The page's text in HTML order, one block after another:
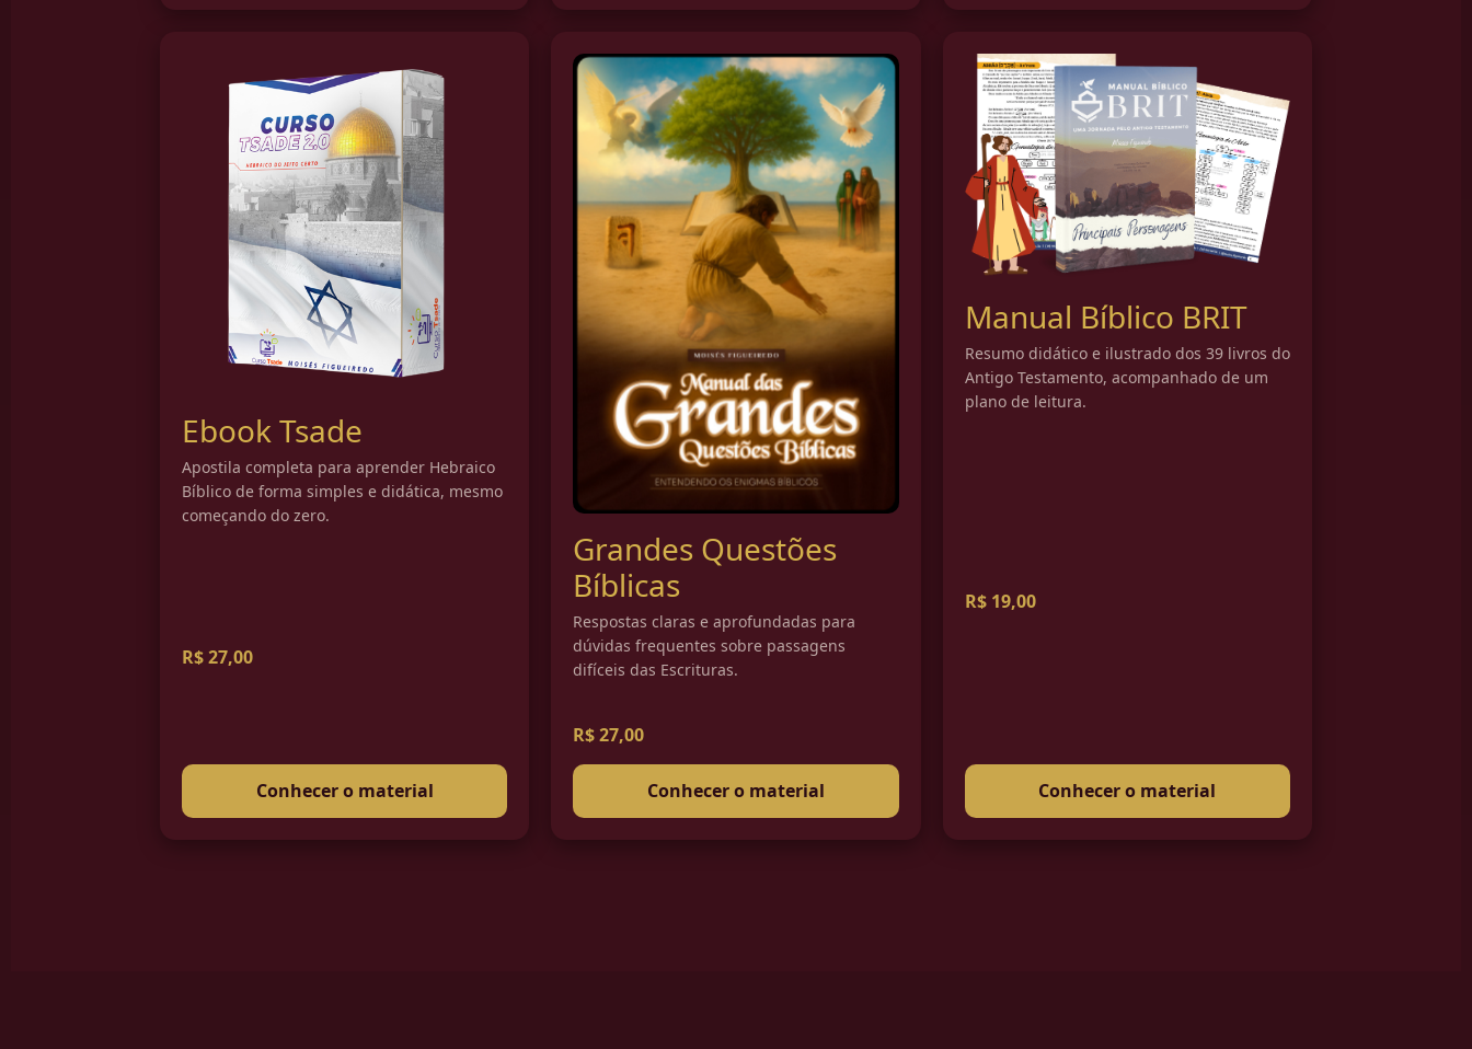
Ebook Tsade
Apostila completa para aprender Hebraico
Bíblico de forma simples e didática, mesmo
começando do zero.
R$ 27,00
Conhecer o material
Grandes Questões
Bíblicas
Respostas claras e aprofundadas para
dúvidas frequentes sobre passagens
difíceis das Escrituras.
R$ 27,00
Conhecer o material
Manual Bíblico BRIT
Resumo didático e ilustrado dos 39 livros do
Antigo Testamento, acompanhado de um
plano de leitura.
R$ 19,00
Conhecer o material